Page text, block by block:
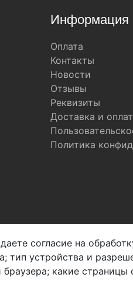
Информация
Оплата
Контакты
Новости
Отзывы
Реквизиты
Доставка и
Политика
Мы в соц.
согласие на
тип устройства и
какие